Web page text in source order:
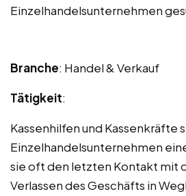
Einzelhandelsunternehmen
Branche: Handel & Verkauf
Tätigkeit:
Kassenhilfen und Kassenkräfte
Einzelhandelsunternehmen
sie oft den letzten Kontakt mit
Verlassen des Geschäfts in